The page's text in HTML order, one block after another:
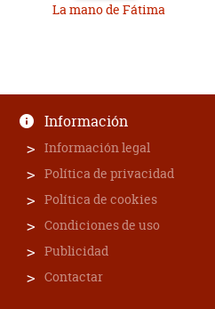
La mano de Fátima
Información
Información legal
Política de privacidad
Política de cookies
Condiciones de uso
Publicidad
Contactar